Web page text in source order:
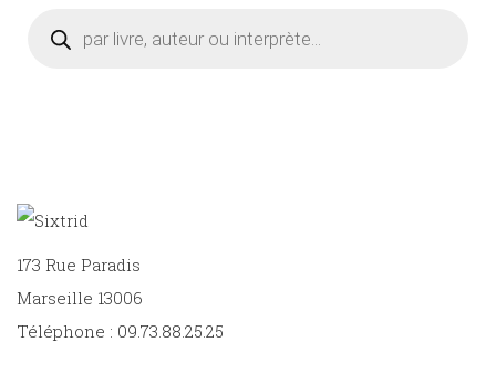
produits
173 Rue Paradis
Marseille 13006
Téléphone : 09.73.88.25.25